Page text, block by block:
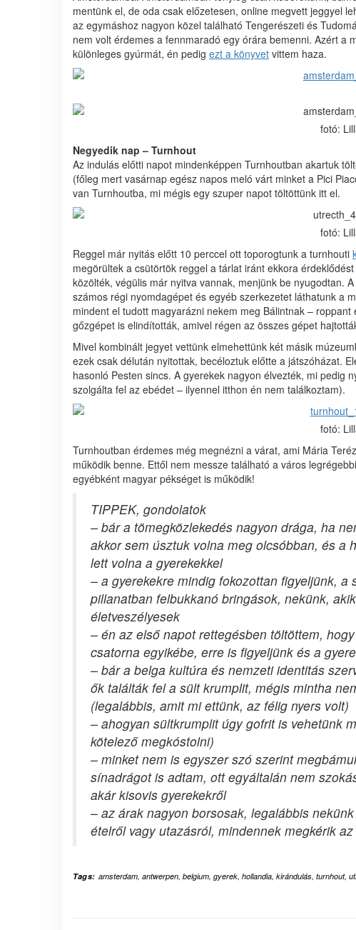
mentünk el, de oda csak előzetesen, online megvett jeggyel
az egymáshoz nagyon közel található Tengerészeti és
nem volt érdemes a fennmaradó egy órára bemenni. Azért a
különleges gyúrmát, én pedig ezt a könyvet vittem haza.
fotó:
Negyedik nap – Turnhout
Az indulás előtti napot mindenképpen Turnhoutban akartuk
(főleg mert vasárnap egész napos meló várt minket a Pici
van Turnhoutba, mi mégis egy szuper napot töltöttünk itt el.
fotó:
Reggel már nyitás előtt 10 perccel ott toporogtunk a turnhouti
megörültek a csütörtök reggel a tárlat iránt ekkora
közölték, végülis már nyitva vannak, menjünk be nyugodtan.
számos régi nyomdagépet és egyéb szerkezetet láthatunk a
mindent el tudott magyarázni nekem meg Bálintnak –
gőzgépet is elindították, amivel régen az összes gépet
Mivel kombinált jegyet vettünk elmehettünk két másik
ezek csak délután nyitottak, becéloztuk előtte a játszóházat.
hasonló Pesten sincs. A gyerekek nagyon élvezték, mi pedig
szolgálta fel az ebédet – ilyennel itthon én nem találkoztam).
fotó:
Turnhoutban érdemes még megnézni a várat, ami Mária
működik benne. Ettől nem messze található a város
egyébként magyar pékséget is működik!
TIPPEK, gondolatok
– bár a tömegközlekedés nagyon drága, ha
akkor sem úsztuk volna meg olcsóbban, és a
lett volna a gyerekekkel
– a gyerekekre mindig fokozottan figyeljünk,
pillanatban felbukkanó bringások, nekünk,
életveszélyesek
– én az első napot rettegésben töltöttem,
csatorna egyikébe, erre is figyeljünk és a
– bár a belga kultúra és nemzeti identitás
ők találták fel a sült krumplit, mégis mintha
(legalábbis, amit mi ettünk, az félig nyers volt)
– ahogyan sültkrumplit úgy gofrit is vehetünk
kötelező megkóstolni)
– minket nem is egyszer szó szerint
sínadrágot is adtam, ott egyáltalán nem
akár kisovis gyerekekről
– az árak nagyon borsosak, legalábbis
ételről vagy utazásról, mindennek megkérik az
Tags: amsterdam, antwerpen, belgium, gyerek, hollandia, kirándulás, turnhout,